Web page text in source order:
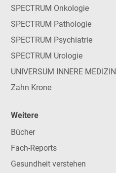
SPECTRUM Onkologie
SPECTRUM Pathologie
SPECTRUM Psychiatrie
SPECTRUM Urologie
UNIVERSUM INNERE MEDIZIN
Zahn Krone
Weitere
Bücher
Fach-Reports
Gesundheit verstehen